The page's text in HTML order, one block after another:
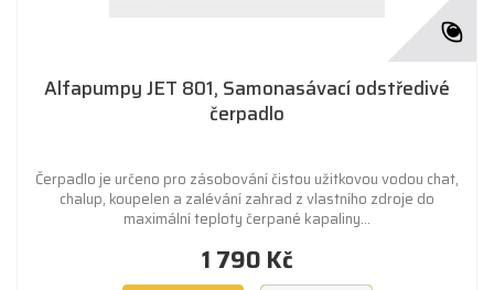
Alfapumpy JET 801, Samonasávací odstředivé
čerpadlo
Čerpadlo je určeno pro zásobování čistou užitkovou vodou chat,
chalup, koupelen a zalévání zahrad z vlastního zdroje do
maximální teploty čerpané kapaliny...
1 790 Kč